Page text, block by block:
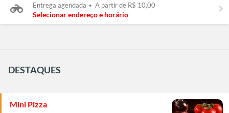
Entrega agendada • A partir de R$ 10,00
Selecionar endereço e horário keyboard_arrow_right
DESTAQUES
Mini Pizza